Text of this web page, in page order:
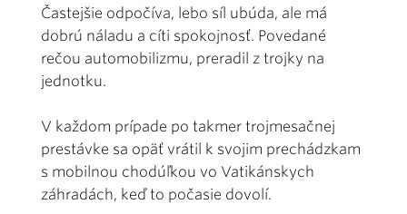
Častejšie odpočíva, lebo síl ubúda, ale má
dobrú náladu a cíti spokojnosť. Povedané
rečou automobilizmu, preradil z trojky na
jednotku.
V každom prípade po takmer trojmesačnej
prestávke sa opäť vrátil k svojim prechádzkam
s mobilnou chodúľkou vo Vatikánskych
záhradách, keď to počasie dovolí.